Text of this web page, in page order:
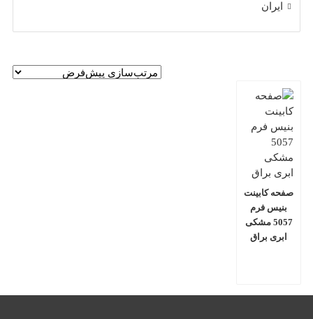
ایران
صفحه کابینت
بنیس فرم
5057 مشکی
ابری براق